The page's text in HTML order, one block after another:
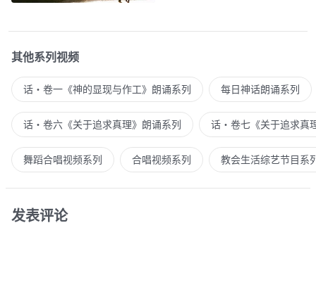
其他系列视频
话・卷一《神的显现与作工》朗诵系列 每日神话朗诵系列
话・卷六《关于追求真理》朗诵系列 话・卷七《关于追求真
舞蹈合唱视频系列 合唱视频系列 教会生活综艺节目系
发表评论